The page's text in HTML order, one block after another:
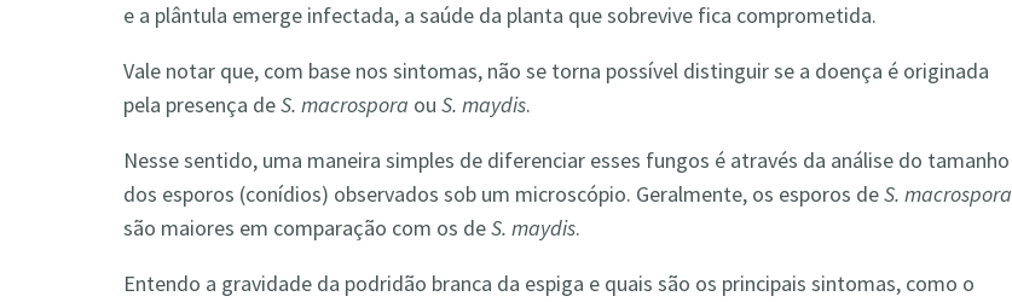
e a plântula emerge infectada, a saúde da planta que sobrevive fica comprometida.
Vale notar que, com base nos sintomas, não se torna possível distinguir se a doença é originada
pela presença deS. macrospora ou S. maydis.
Nesse sentido, uma maneira simples de diferenciar esses fungos é através da análise do tamanho
dos esporos (conídios) observados sob um microscópio. Geralmente, os esporos deS. macrospora
são maiores em comparação com os deS. maydis.
Entendo a gravidade da podridão branca da espiga e quais são os principais sintomas, como o